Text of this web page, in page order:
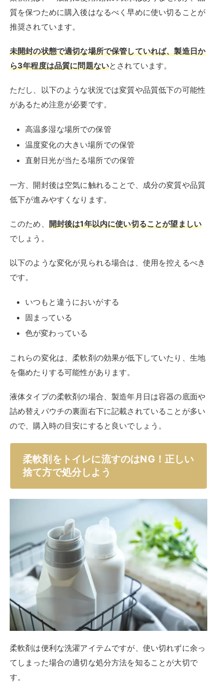
質を保つために購入後はなるべく早めに使い切ることが
推奨されています。
未開封の状態で適切な場所で保管していれば、製造日か
ら3年程度は品質に問題ないとされています。
ただし、以下のような状況では変質や品質低下の可能性
があるため注意が必要です。
高温多湿な場所での保管
温度変化の大きい場所での保管
直射日光が当たる場所での保管
一方、開封後は空気に触れることで、成分の変質や品質
低下が進みやすくなります。
このため、 開封後は1年以内に使い切ることが望ましい
でしょう。
以下のような変化が見られる場合は、使用を控えるべき
です。
いつもと違うにおいがする
固まっている
色が変わっている
これらの変化は、柔軟剤の効果が低下していたり、生地
を傷めたりする可能性があります。
液体タイプの柔軟剤の場合、製造年月日は容器の底面や
詰め替えパウチの裏面右下に記載されていることが多い
ので、購入時の目安にすると良いでしょう。
柔軟剤をトイレに流すのはNG！正しい
捨て方で処分しよう
柔軟剤は便利な洗濯アイテムですが、使い切れずに余っ
てしまった場合の適切な処分方法を知ることが大切で
す。